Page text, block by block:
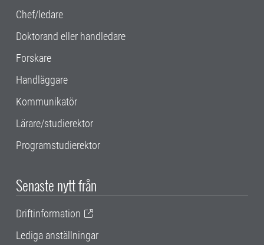
Chef/ledare
Doktorand eller handledare
Forskare
Handläggare
Kommunikatör
Lärare/studierektor
Programstudierektor
Senaste nytt från
Driftinformation
Lediga anställningar